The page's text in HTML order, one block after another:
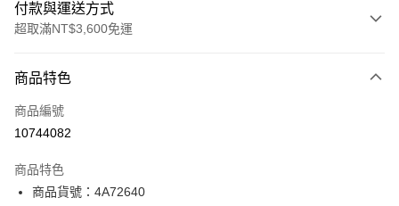
付款與運送方式
超取滿NT$3,600免運
信用卡一次付款
信用卡分期付款
合作金庫商業銀行
華南商業銀行
超商取貨付款
商品特色
商品編號
10744082
商品特色
商品貨號：4A72640